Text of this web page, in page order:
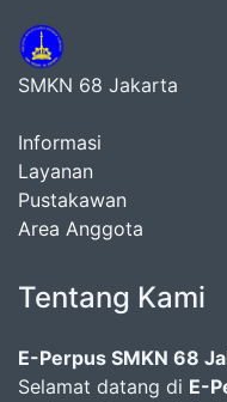
SMKN 68 Jakarta
Informasi
Layanan
Pustakawan
Area Anggota
Tentang Kami
E-Perpus SMKN 68
Selamat datang di E-